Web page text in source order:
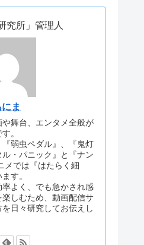
究所」管理人
ま
舞台、エンタメ全般が
。
弱虫ペダル』、『鬼灯
・パニック』と『ナン
メでは『はたらく細
す。
よく、でも急かされ感
しむため、動画配信サ
日々研究してお伝えし